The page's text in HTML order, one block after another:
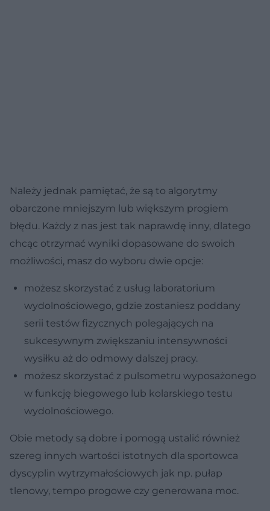
Należy jednak pamiętać, że są to algorytmy
obarczone mniejszym lub większym progiem
błędu. Każdy z nas jest tak naprawdę inny, dlatego
chcąc otrzymać wyniki dopasowane do swoich
możliwości, masz do wyboru dwie opcje:
możesz skorzystać z usług laboratorium
wydolnościowego, gdzie zostaniesz poddany
serii testów fizycznych polegających na
sukcesywnym zwiększaniu intensywności
wysiłku aż do odmowy dalszej pracy.
możesz skorzystać z pulsometru wyposażonego
w funkcję biegowego lub kolarskiego testu
wydolnościowego.
Obie metody są dobre i pomogą ustalić również
szereg innych wartości istotnych dla sportowca
dyscyplin wytrzymałościowych jak np. pułap
tlenowy, tempo progowe czy generowana moc.